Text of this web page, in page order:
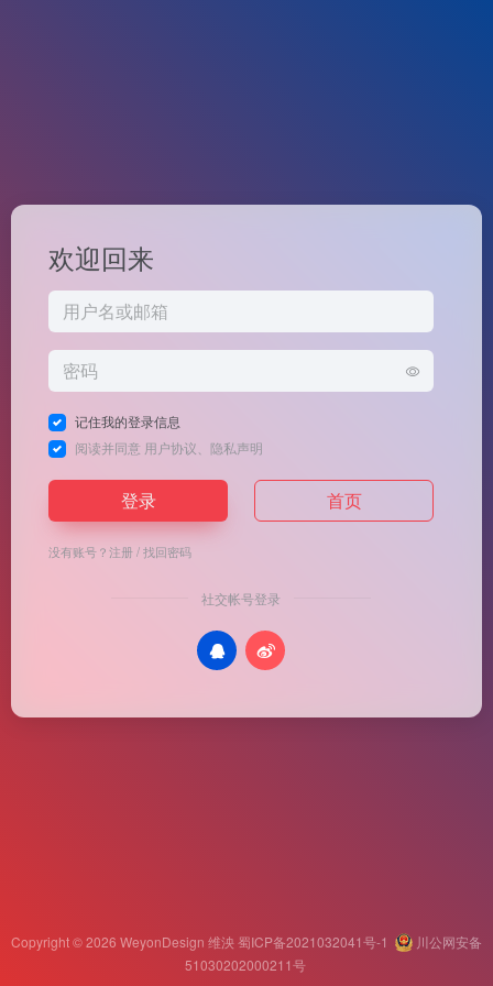
欢迎回来
记住我的登录信息
阅读并同意 用户协议 隐私声明
登录 首页
没有账号？注册/找回密码
社交帐号登录
Copyright © 2026 WeyonDesign 维泱蜀ICP备2021032041号-1
川公网安备
51030202000211号